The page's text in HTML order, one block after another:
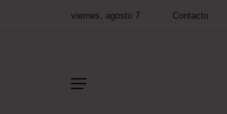
viernes, agosto 7 Contacto